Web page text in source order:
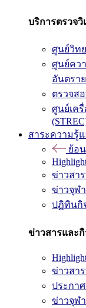
บริการตรวจ
ศูนย์วิท
ศูนย์คว
อันตราย
ตรวจส
ศูนย์เค
สาระความรู้
ย้อ
ข่าวสา
ข่าวจุฬ
ปฏิทินกิ
ข่าวสารและ
ข่าวสา
ประกา
ข่าวจุฬ